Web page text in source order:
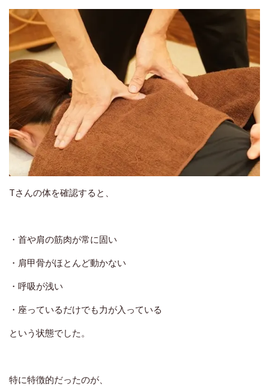
Tさんの体を確認すると、
・首や肩の筋肉が常に固い
・肩甲骨がほとんど動かない
・呼吸が浅い
・座っているだけでも力が入っている
という状態でした。
特に特徴的だったのが、